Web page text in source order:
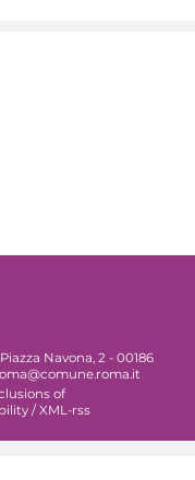
Navona, 2 - 00186
of
/ XML-rss